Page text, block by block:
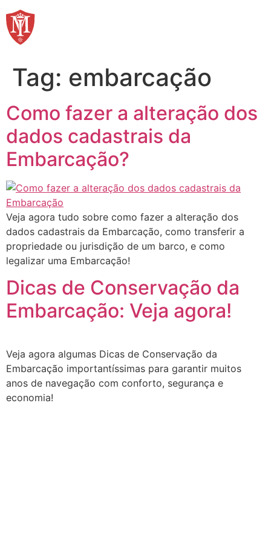
para
Tag: embarcação
Como fazer a alteração dos
dados cadastrais da
Embarcação?
Veja agora tudo sobre como fazer a alteração dos
dados cadastrais da Embarcação, como transferir a
propriedade ou jurisdição de um barco, e como
legalizar uma Embarcação!
Dicas de Conservação da
Embarcação: Veja agora!
Veja agora algumas Dicas de Conservação da
Embarcação importantíssimas para garantir muitos
anos de navegação com conforto, segurança e
economia!